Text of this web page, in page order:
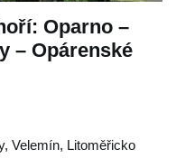
Oparno –
– Opárenské
, Velemín, Litoměřicko